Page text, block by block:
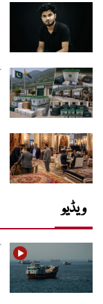
ویڈیو